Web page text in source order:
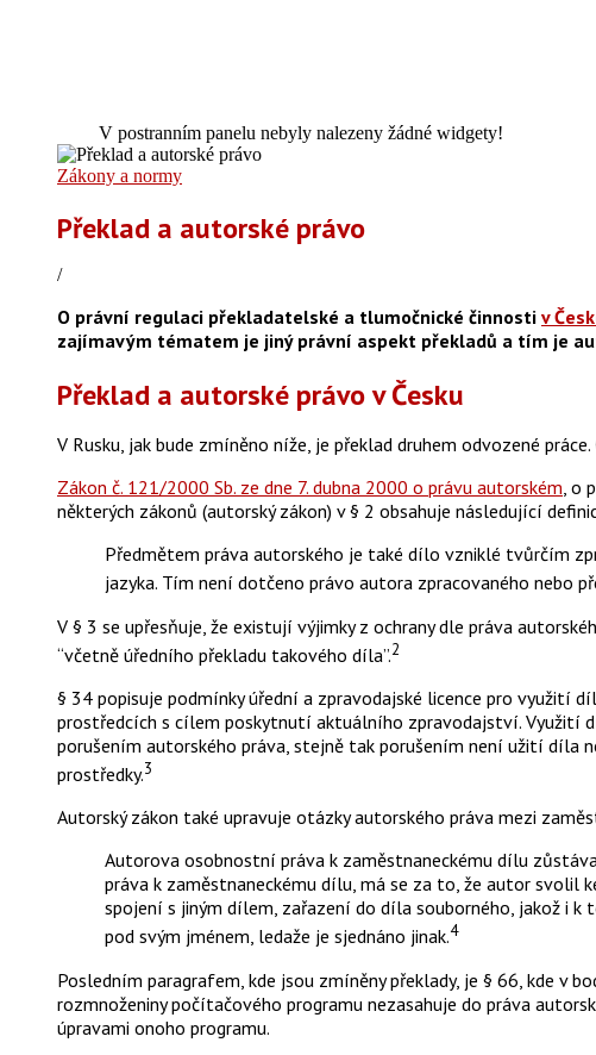
V postranním panelu nebyly nalezeny žádné widgety!
Zákony a normy
Překlad a autorské právo
/
O právní regulaci překladatelské a tlumočnické činnosti v
zajímavým tématem je jiný právní aspekt překladů a tím je
Překlad a autorské právo v Česku
V Rusku, jak bude zmíněno níže, je překlad druhem odvozené
Zákon č. 121/2000 Sb. ze dne 7. dubna 2000 o právu autorském, o
některých zákonů (autorský zákon) v § 2 obsahuje následující
Předmětem práva autorského je také dílo vzniklé tvůrčím
jazyka. Tím není dotčeno právo autora zpracovaného nebo
V § 3 se upřesňuje, že existují výjimky z ochrany dle práva
“včetně úředního překladu takového díla”.2
§ 34 popisuje podmínky úřední a zpravodajské licence pro využití
prostředcích s cílem poskytnutí aktuálního zpravodajství. Využití
porušením autorského práva, stejně tak porušením není užití díla
prostředky.3
Autorský zákon také upravuje otázky autorského práva mezi
Autorova osobnostní práva k zaměstnaneckému dílu
práva k zaměstnaneckému dílu, má se za to, že autor svolil
spojení s jiným dílem, zařazení do díla souborného, jakož i
pod svým jménem, ledaže je sjednáno jinak.4
Posledním paragrafem, kde jsou zmíněny překlady, je § 66, kde v
rozmnoženiny počítačového programu nezasahuje do práva
úpravami onoho programu.